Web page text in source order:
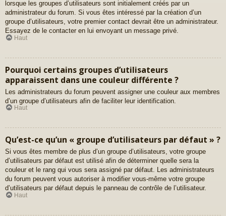
lorsque les groupes d’utilisateurs sont initialement créés par un
administrateur du forum. Si vous êtes intéressé par la création d’un
groupe d’utilisateurs, votre premier contact devrait être un administrateur.
Essayez de le contacter en lui envoyant un message privé.
Haut
Pourquoi certains groupes d’utilisateurs
apparaissent dans une couleur différente ?
Les administrateurs du forum peuvent assigner une couleur aux membres
d’un groupe d’utilisateurs afin de faciliter leur identification.
Haut
Qu’est-ce qu’un « groupe d’utilisateurs par défaut » ?
Si vous êtes membre de plus d’un groupe d’utilisateurs, votre groupe
d’utilisateurs par défaut est utilisé afin de déterminer quelle sera la
couleur et le rang qui vous sera assigné par défaut. Les administrateurs
du forum peuvent vous autoriser à modifier vous-même votre groupe
d’utilisateurs par défaut depuis le panneau de contrôle de l’utilisateur.
Haut